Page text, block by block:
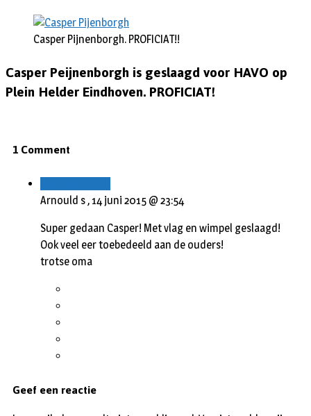
Casper Pijnenborgh. PROFICIAT!!
Casper Peijnenborgh is geslaagd voor HAVO op
Plein Helder Eindhoven. PROFICIAT!
1 Comment
Arnould s ,14 juni 2015 @ 23:54
Super gedaan Casper! Met vlag en wimpel geslaagd!
Ook veel eer toebedeeld aan de ouders!
trotse oma
Geef een reactie